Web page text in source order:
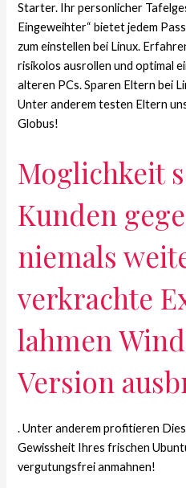
Starter. Ihr personlicher
Eingeweihter“ bietet jedem
zum einstellen bei Linux.
risikolos ausrollen und optimal
alteren PCs. Sparen Eltern bei
Unter anderem testen Eltern
Globus!
Moglichkeit
Kunden
niemals
verkrachte
lahmen
Version
. Unter anderem profitieren
Gewissheit Ihres frischen
vergutungsfrei anmahnen!